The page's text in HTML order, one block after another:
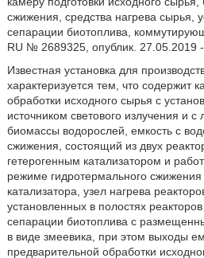
сжижения, средства нагрева сырья,
сепарации биотоплива,
RU № 2689325, опублик. 27.05.2019 -
Известная установка для
характеризуется тем, что содержит
обработки исходного сырья с
источником светового излучения и
биомассы водорослей, емкость с
сжижения, состоящий из двух
гетерогенным катализатором и
режиме гидротермального
катализатора, узел нагрева
установленных в полостях
сепарации биотоплива с
в виде змеевика, при этом выходы
предварительной обработки